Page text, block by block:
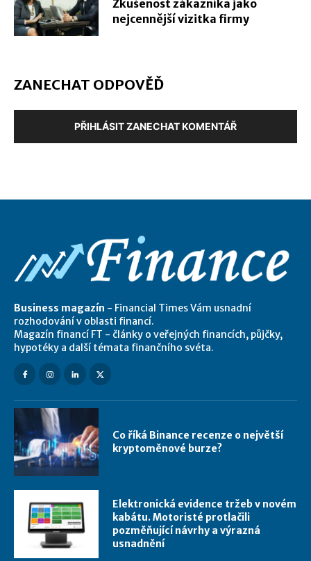
Zkušenost zákazníka jako
nejcennější vizitka firmy
ZANECHAT ODPOVĚĎ
PŘIHLÁSIT ZANECHAT KOMENTÁŘ
Business magazín - Financial Times Vám usnadní
rozhodování v oblasti financí.
Magazín financí FT - články o veřejných financích, půjčky,
hypotéky a další témata finančního svéta.
Co říká Binance recenze o největší
kryptoměnové burze?
Elektronická evidence tržeb v novém
kabátu. Motoristé protlačili
pozměňující návrhy a výrazná
usnadnění